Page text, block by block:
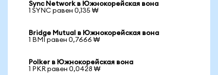
Sync Network в Южнокорейская вона
1 SYNC равен 0,135 ₩
Bridge Mutual в Южнокорейская вона
1 BMI равен 0,7666 ₩
Polker в Южнокорейская вона
1 PKR равен 0,0428 ₩